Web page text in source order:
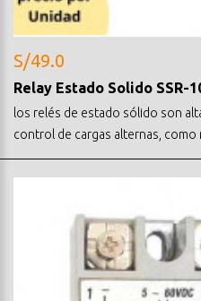
S/49.0
Relay Estado Solido SSR-
los relés de estado sólido son
control de cargas alternas, como